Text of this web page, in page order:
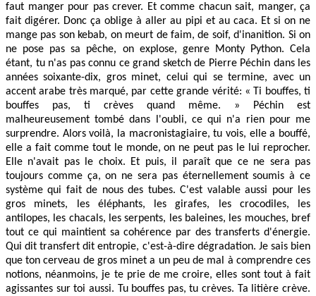
faut manger pour pas crever. Et comme chacun sait, manger, ça
fait digérer. Donc ça oblige à aller au pipi et au caca. Et si on ne
mange pas son kebab, on meurt de faim, de soif, d'inanition. Si on
ne pose pas sa pêche, on explose, genre Monty Python. Cela
étant, tu n'as pas connu ce grand sketch de Pierre Péchin dans les
années soixante-dix, gros minet, celui qui se termine, avec un
accent arabe très marqué, par cette grande vérité: « Ti bouffes, ti
bouffes pas, ti crèves quand même. » Péchin est
malheureusement tombé dans l'oubli, ce qui n'a rien pour me
surprendre. Alors voilà, la macronistagiaire, tu vois, elle a bouffé,
elle a fait comme tout le monde, on ne peut pas le lui reprocher.
Elle n'avait pas le choix. Et puis, il paraît que ce ne sera pas
toujours comme ça, on ne sera pas éternellement soumis à ce
système qui fait de nous des tubes. C'est valable aussi pour les
gros minets, les éléphants, les girafes, les crocodiles, les
antilopes, les chacals, les serpents, les baleines, les mouches, bref
tout ce qui maintient sa cohérence par des transferts d'énergie.
Qui dit transfert dit entropie, c'est-à-dire dégradation. Je sais bien
que ton cerveau de gros minet a un peu de mal à comprendre ces
notions, néanmoins, je te prie de me croire, elles sont tout à fait
agissantes sur toi aussi. Tu bouffes pas, tu crèves. Ta litière crève.